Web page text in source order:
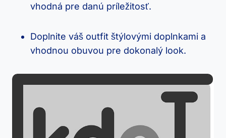
vhodná pre danú príležitosť.
Doplnite váš ‌outfit štýlovými doplnkami a⁤
vhodnou obuvou pre dokonalý look.